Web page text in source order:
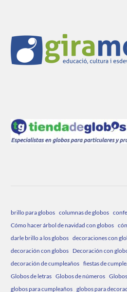
brillo para globos columnas de globos
Cómo hacer árbol de navidad con globos
darle brillo a los globos decoraciones con
decoración con globos Decoración con
decoración de cumpleaños fiestas de
Globos de letras Globos de números
globos para cumpleaños globos para